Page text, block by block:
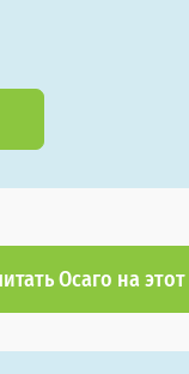
Осаго на